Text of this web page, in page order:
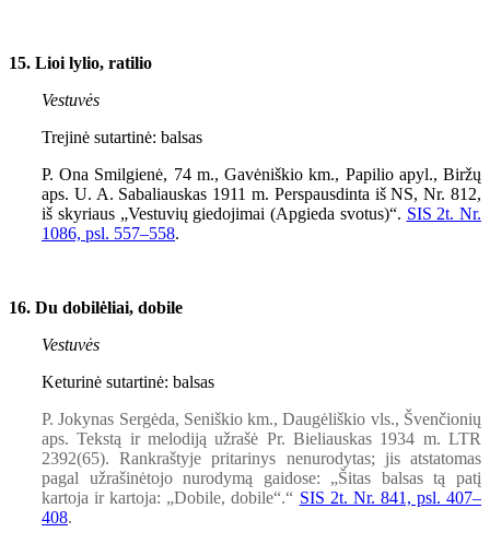
15. Lioi lylio, ratilio
Vestuvės
Trejinė sutartinė: balsas
P. Ona Smilgienė, 74 m., Gavėniškio km., Papilio apyl., Biržų
aps. U. A. Sabaliauskas 1911 m. Perspausdinta iš NS, Nr. 812,
iš skyriaus „Vestuvių giedojimai (Apgieda svotus)“. SIS 2t. Nr.
1086, psl. 557–558.
16. Du dobilėliai, dobile
Vestuvės
Keturinė sutartinė: balsas
P. Jokynas Sergėda, Seniškio km., Daugėliškio vls., Švenčionių
aps. Tekstą ir melodiją užrašė Pr. Bieliauskas 1934 m. LTR
2392(65). Rankraštyje pritarinys nenurodytas; jis atstatomas
pagal užrašinėtojo nurodymą gaidose: „Šitas balsas tą patį
kartoja ir kartoja: „Dobile, dobile“.“ SIS 2t. Nr. 841, psl. 407–
408.